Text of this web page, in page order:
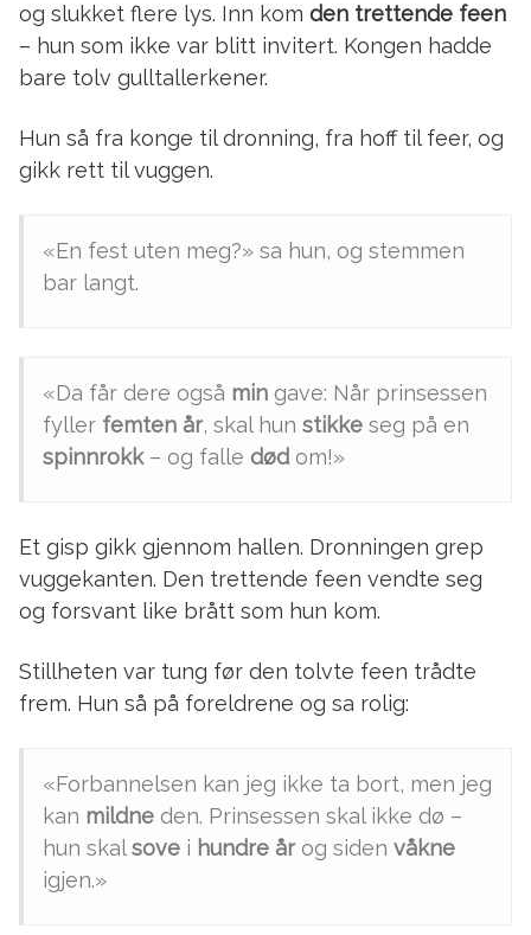
og slukket flere lys. Inn kom den trettende feen
– hun som ikke var blitt invitert. Kongen hadde
bare tolv gulltallerkener.
Hun så fra konge til dronning, fra hoff til feer, og
gikk rett til vuggen.
«En fest uten meg?» sa hun, og stemmen
bar langt.
«Da får dere også min gave: Når prinsessen
fyller femten år, skal hun stikke seg på en
spinnrokk– og falle dødom!»
Et gisp gikk gjennom hallen. Dronningen grep
vuggekanten. Den trettende feen vendte seg
og forsvant like brått som hun kom.
Stillheten var tung før den tolvte feen trådte
frem. Hun så på foreldrene og sa rolig:
«Forbannelsen kan jeg ikke ta bort, men jeg
kan mildne den. Prinsessen skal ikke dø –
hun skalsove i hundre årog siden våkne
igjen.»